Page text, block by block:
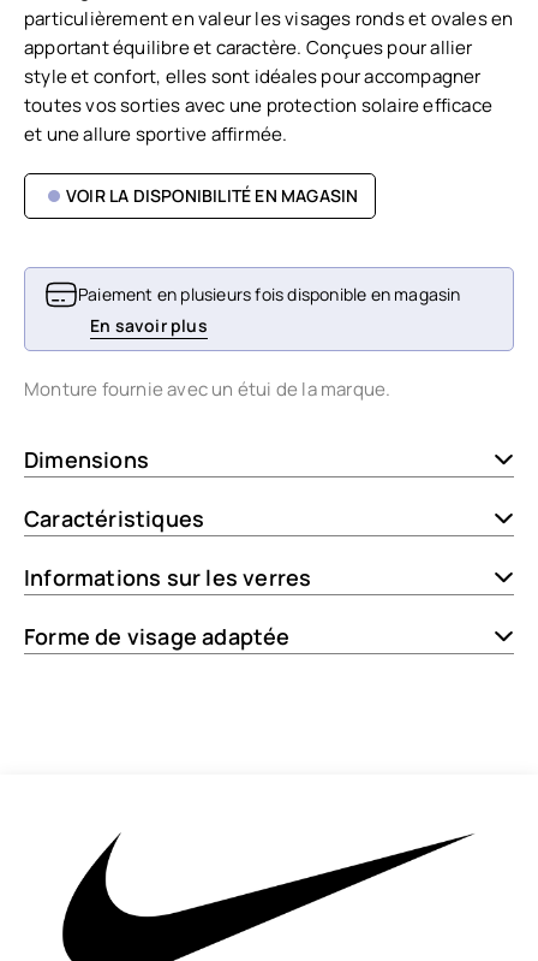
particulièrement en valeur les visages ronds et ovales en
apportant équilibre et caractère. Conçues pour allier
style et confort, elles sont idéales pour accompagner
toutes vos sorties avec une protection solaire efficace
et une allure sportive affirmée.
VOIR LA DISPONIBILITÉ EN MAGASIN
Paiement en plusieurs fois disponible en magasin
En savoir plus
Monture fournie avec un étui de la marque.
Dimensions
Caractéristiques
Informations sur les verres
Forme de visage adaptée